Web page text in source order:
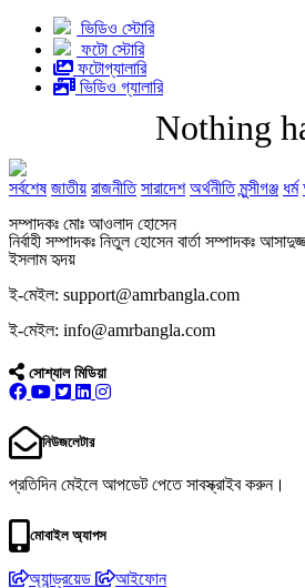
ভিডিও স্টোরি
ফটো স্টোরি
ফটোগ্যালারি
ভিডিও গ্যালারি
Nothing
সর্বশেষ জাতীয় রাজনীতি সারাদেশ অর্থনীতি মুন্সীগঞ্জ ধর্ম
সম্পাদকঃ মোঃ আওলাদ হোসেন
নির্বাহী সম্পাদকঃ নিতুল হোসেন বার্তা সম্পাদকঃ
ইসলাম হৃদয়
ই-মেইল: support@amrbangla.com
ই-মেইল: info@amrbangla.com
সোশ্যাল মিডিয়া
নিউজলেটার
প্রতিদিন মেইলে আপডেট পেতে সাবস্ক্রাইব করুন।
মোবাইল অ্যাপস
অ্যান্ড্রয়েড
আইফোন